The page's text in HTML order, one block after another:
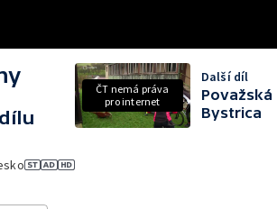
ČT nemá práva
pro internet
Další díl
Považská
Bystrica